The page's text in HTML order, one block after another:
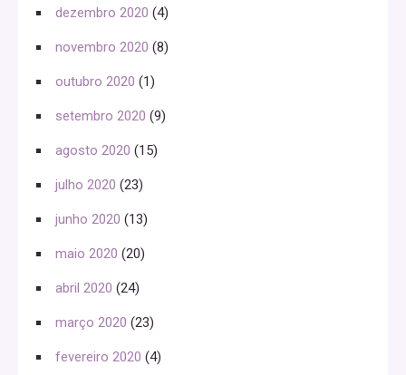
dezembro 2020 (4)
novembro 2020 (8)
outubro 2020 (1)
setembro 2020 (9)
agosto 2020 (15)
julho 2020 (23)
junho 2020 (13)
maio 2020 (20)
abril 2020 (24)
março 2020 (23)
fevereiro 2020 (4)